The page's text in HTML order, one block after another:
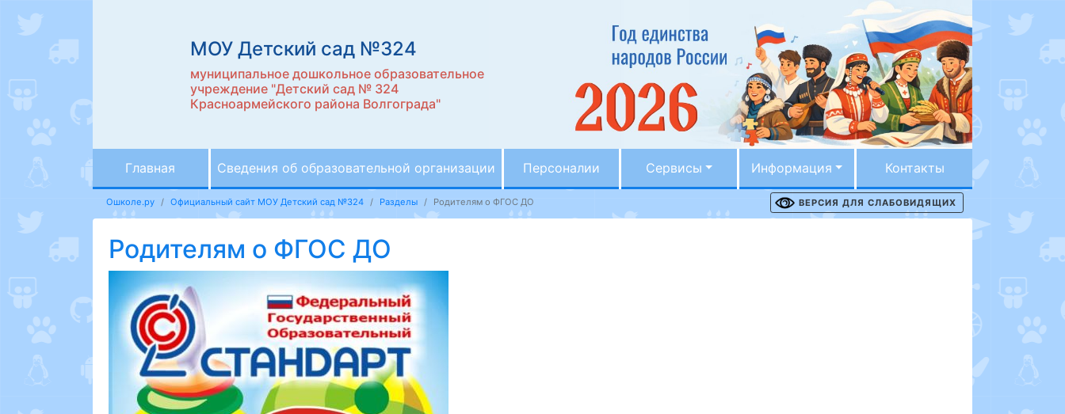
МОУ Детский сад №324
муниципальное дошкольное образовательное
учреждение "Детский сад № 324
Красноармейского района Волгограда"
Главная Сведения об образовательной организации Персоналии Сервисы Информация Контакты
Ошколе.ру Официальный сайт МОУ Детский сад №324 Разделы Родителям о ФГОС ДО ВЕРСИЯ ДЛЯ СЛАБОВИДЯЩИХ
Родителям о ФГОС ДО